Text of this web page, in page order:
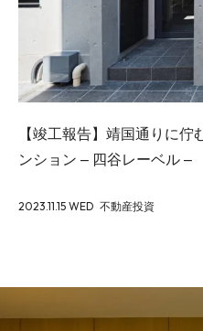
【竣工報告】靖国通りに
ンション – 四谷レーベル –
2023.11.15 WED 不動産投資